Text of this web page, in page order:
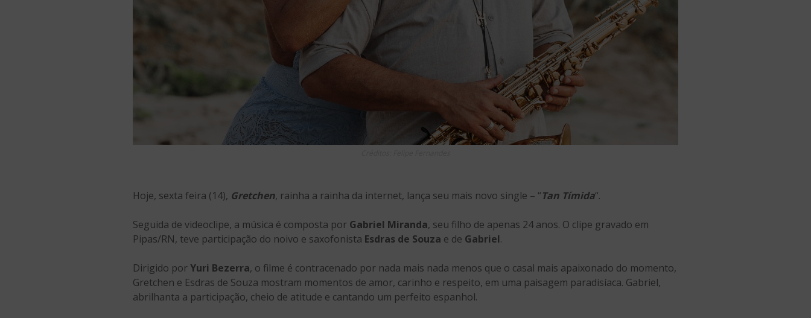
Hoje, sexta feira (14), Gretchen, rainha a rainha da internet, lança seu mais novo single – “Tan Tímida“.
Seguida de videoclipe, a música é composta por Gabriel Miranda, seu filho de apenas 24 anos. O clipe gravado em
Pipas/RN, teve participação do noivo e saxofonista Esdras de Souza e de Gabriel.
Dirigido porYuri Bezerra, o filme é contracenado por nada mais nada menos que o casal mais apaixonado do momento,
Gretchen e Esdras de Souza mostram momentos de amor, carinho e respeito, em uma paisagem paradisíaca. Gabriel,
abrilhanta a participação, cheio de atitude e cantando um perfeito espanhol.